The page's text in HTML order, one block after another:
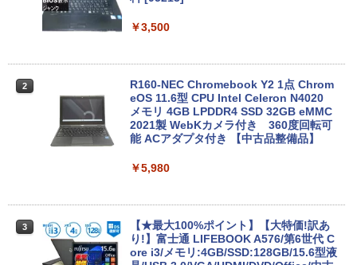
￥3,500
2
R160-NEC Chromebook Y2 1点 Chrom
eOS 11.6型 CPU Intel Celeron N4020
メモリ 4GB LPDDR4 SSD 32GB eMMC
2021製 WebKカメラ付き 360度回転可
能 ACアダプタ付き 【中古品整備品】
￥5,980
3
【★最大100%ポイント】【大特価!訳あ
り!】富士通 LIFEBOOK A576/第6世代 C
ore i3/メモリ:4GB/SSD:128GB/15.6型液